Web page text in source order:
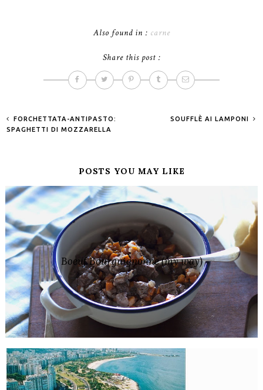
Also found in : carne
Share this post :
FORCHETTATA-ANTIPASTO:
SPAGHETTI DI MOZZARELLA
SOUFFLÈ AI LAMPONI
POSTS YOU MAY LIKE
Boeuf Bourguignonne (my way)